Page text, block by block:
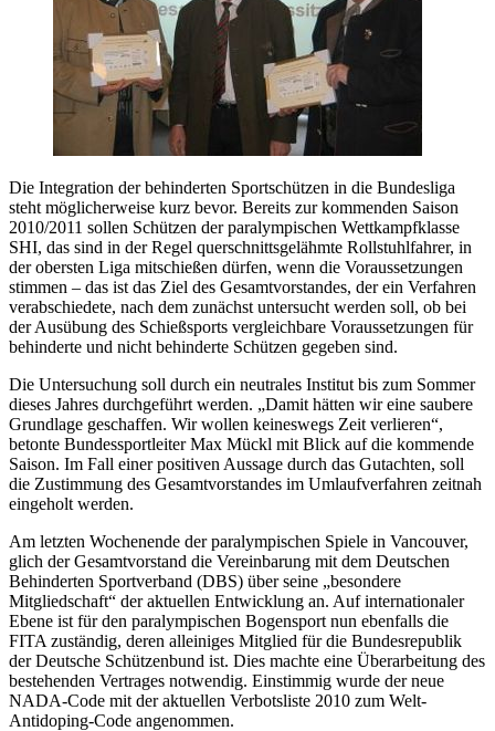
Die Integration der behinderten Sportschützen in die Bundesliga
steht möglicherweise kurz bevor. Bereits zur kommenden Saison
2010/2011 sollen Schützen der paralympischen Wettkampfklasse
SHI, das sind in der Regel querschnittsgelähmte Rollstuhlfahrer, in
der obersten Liga mitschießen dürfen, wenn die Voraussetzungen
stimmen – das ist das Ziel des Gesamtvorstandes, der ein Verfahren
verabschiedete, nach dem zunächst untersucht werden soll, ob bei
der Ausübung des Schießsports vergleichbare Voraussetzungen für
behinderte und nicht behinderte Schützen gegeben sind.
Die Untersuchung soll durch ein neutrales Institut bis zum Sommer
dieses Jahres durchgeführt werden. „Damit hätten wir eine saubere
Grundlage geschaffen. Wir wollen keineswegs Zeit verlieren“,
betonte Bundessportleiter Max Mückl mit Blick auf die kommende
Saison. Im Fall einer positiven Aussage durch das Gutachten, soll
die Zustimmung des Gesamtvorstandes im Umlaufverfahren zeitnah
eingeholt werden.
Am letzten Wochenende der paralympischen Spiele in Vancouver,
glich der Gesamtvorstand die Vereinbarung mit dem Deutschen
Behinderten Sportverband (DBS) über seine „besondere
Mitgliedschaft“ der aktuellen Entwicklung an. Auf internationaler
Ebene ist für den paralympischen Bogensport nun ebenfalls die
FITA zuständig, deren alleiniges Mitglied für die Bundesrepublik
der Deutsche Schützenbund ist. Dies machte eine Überarbeitung des
bestehenden Vertrages notwendig. Einstimmig wurde der neue
NADA-Code mit der aktuellen Verbotsliste 2010 zum Welt-
Antidoping-Code angenommen.